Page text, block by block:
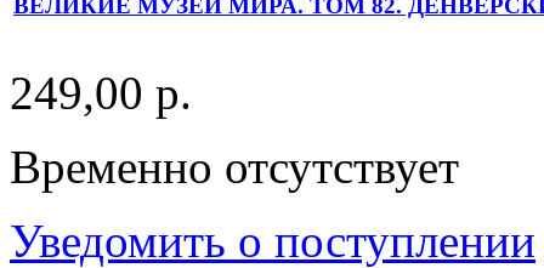
ВЕЛИКИЕ МУЗЕИ МИРА. ТОМ 82.
249,00 р.
Временно отсутствует
Уведомить о поступлении